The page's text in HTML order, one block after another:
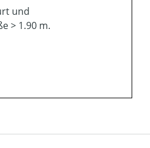
und
> 1.90 m.